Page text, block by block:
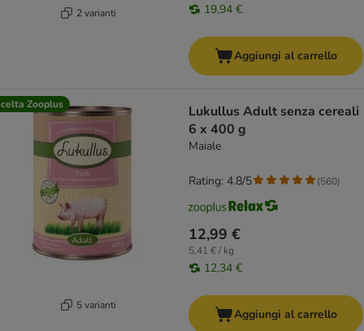
2 varianti 19,94 €
Aggiungi al carrello
Zooplus
5 varianti
Lukullus Adult senza cereali
6 x 400 g
Maiale
12,99 €
5,41 € / kg
12,34 €
Rating: 4.8/5 (560)
Aggiungi al carrello